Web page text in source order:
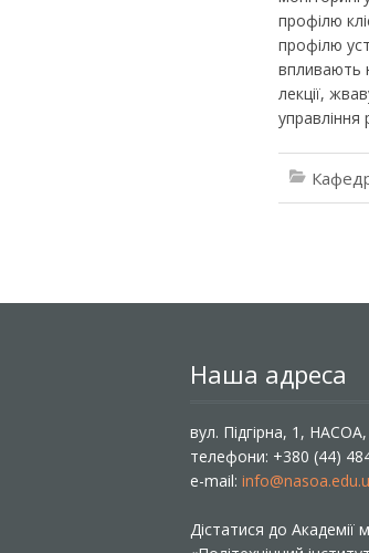
профілю
профілю
впливають
лекції,
Наша адреса
вул. Підгірна, 1,
телефони: +380 (44)
e-mail:
Дістатися до Академії